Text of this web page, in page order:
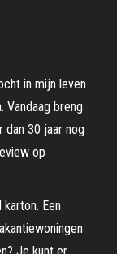
in mijn leven
Vandaag breng
dan 30 jaar nog
op
Een